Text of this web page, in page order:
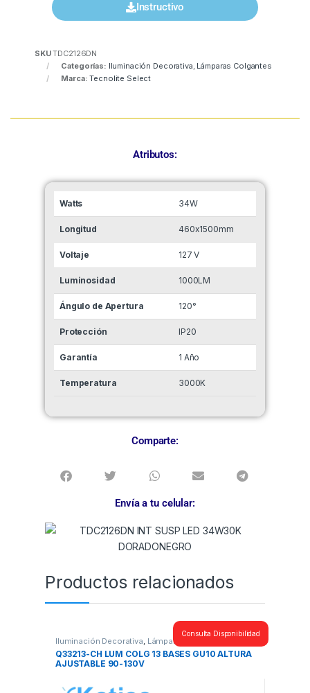
Instructivo
SKUTDC2126DN
Categorías: Iluminación Decorativa, Lámparas Colgantes
Marca: Tecnolite Select
Atributos:
Watts 34W
Longitud 460x1500mm
Voltaje 127 V
Luminosidad 1000LM
Ángulo de Apertura 120°
Protección IP20
Garantía 1 Año
Temperatura 3000K
Comparte:
Envía a tu celular:
Productos relacionados
Consulta Disponibilidad
Iluminación Decorativa, Lámparas Colgantes
Q33213-CH LUM COLG 13 BASES GU10 ALTURA
AJUSTABLE 90-130V